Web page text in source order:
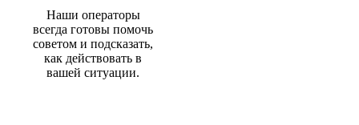
Наши операторы
всегда готовы помочь
советом и подсказать,
как действовать в
вашей ситуации.